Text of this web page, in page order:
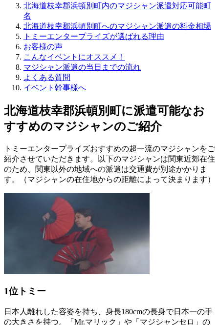
北海道枝幸郡浜頓別町内のマジシャン派遣対応可能町
名
北海道枝幸郡浜頓別町へのマジシャン派遣の料金相場
トミーエンタープライズが選ばれる理由
お客様の声
こんなイベントにオススメ！
マジシャン派遣の当日までの流れ
よくある質問
イベント幹事様へ
北海道枝幸郡浜頓別町に派遣可能なお
すすめのマジシャンのご紹介
トミーエンタープライズおすすめの超一流のマジシャンをご
紹介させていただきます。以下のマジシャンは関東近郊在住
のため、関東以外の地域への派遣は交通費が別途かかりま
す。（マジシャンの在住地からの距離によって決まります）
1位 トミー
日本人離れした容姿を持ち、身長180cmの長身で日本一の手
の大きさを持つ。「Mr.マリック」や「マジシャンセロ」の